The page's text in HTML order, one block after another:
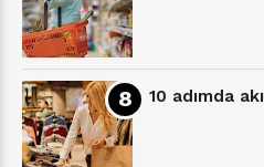
10 adımda